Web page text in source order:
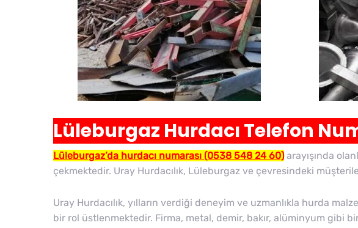
Lüleburgaz Hurdacı Telefon
Lüleburgaz’da hurdacı numarası (0538 548 24 60)arayışında
çekmektedir. Uray Hurdacılık, Lüleburgaz ve çevresindeki
Uray Hurdacılık, yılların verdiği deneyim ve uzmanlıkla hurda
bir rol üstlenmektedir. Firma, metal, demir, bakır, alüminyum gibi